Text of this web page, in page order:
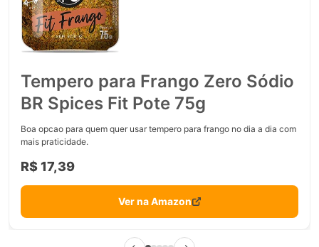
Tempero para Frango Zero Sódio
BR Spices Fit Pote 75g
Boa opcao para quem quer usar tempero para frango no dia a dia com
mais praticidade.
R$ 17,39
Ver na Amazon